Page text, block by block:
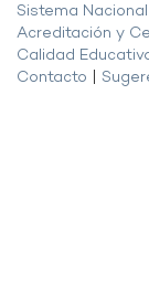
Sistema Nacional
Acreditación y
Calidad
Contacto